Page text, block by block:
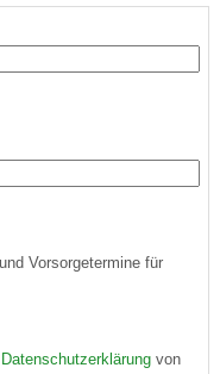
Vorsorgetermine für
Datenschutzerklärungvon